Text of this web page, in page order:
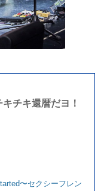
チキ還暦だヨ！
〜セクシーフレン